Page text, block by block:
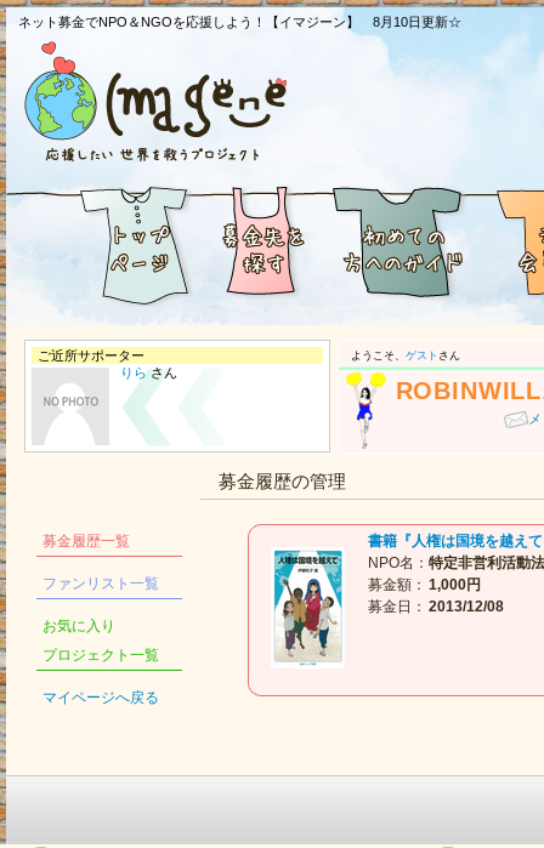
ネット募金でNPO＆NGOを応援しよう！【イマジーン】 8月10日更新☆
ご近所サポーター
りらさん
ようこそ、 ゲスト さん
ROBINWILL
募金履歴一覧
ファンリスト一覧
お気に入り
プロジェクト一覧
マイページへ戻る
募金履歴の管理
書籍『人権は国境を越え
NPO名： 特定非営利活動
募金額： 1,000円
募金日： 2013/12/08